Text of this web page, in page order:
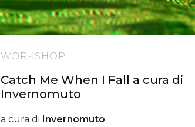
WORKSHOP
Catch Me When I Fall a cura di
Invernomuto
a cura di Invernomuto